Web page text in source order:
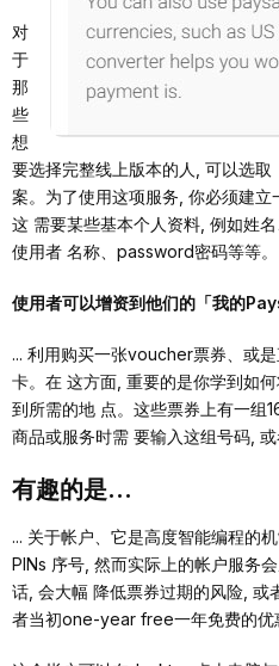
对
于
那
些
想
要选择完整线上版本的⼈, 可以选
案。为了使⽤这项服务, 你必须建
这 需要某些基本个⼈资料, 例如姓
使⽤者 名称、password密码等等。
使⽤者可以增资到他们的「我的
... 利⽤购买⼀张voucher票券、或
卡。在 这⽅⾯, 重要的是你学到如
到所需的地 点。这些票券上有⼀组
商品或服务时需 要输⼊这组号码,
有趣的是...
... 关于帐户、它是⾼度智能编程的
PINs 序号, 然⽽实际上的帐户服务
话, 会⼤幅 降低票券过期的⻛险, 或
者当初one-year free⼀年免费的优